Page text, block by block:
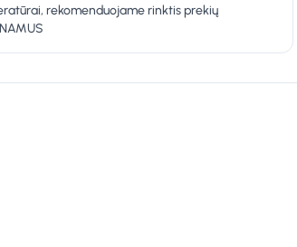
rekomenduojame rinktis prekių